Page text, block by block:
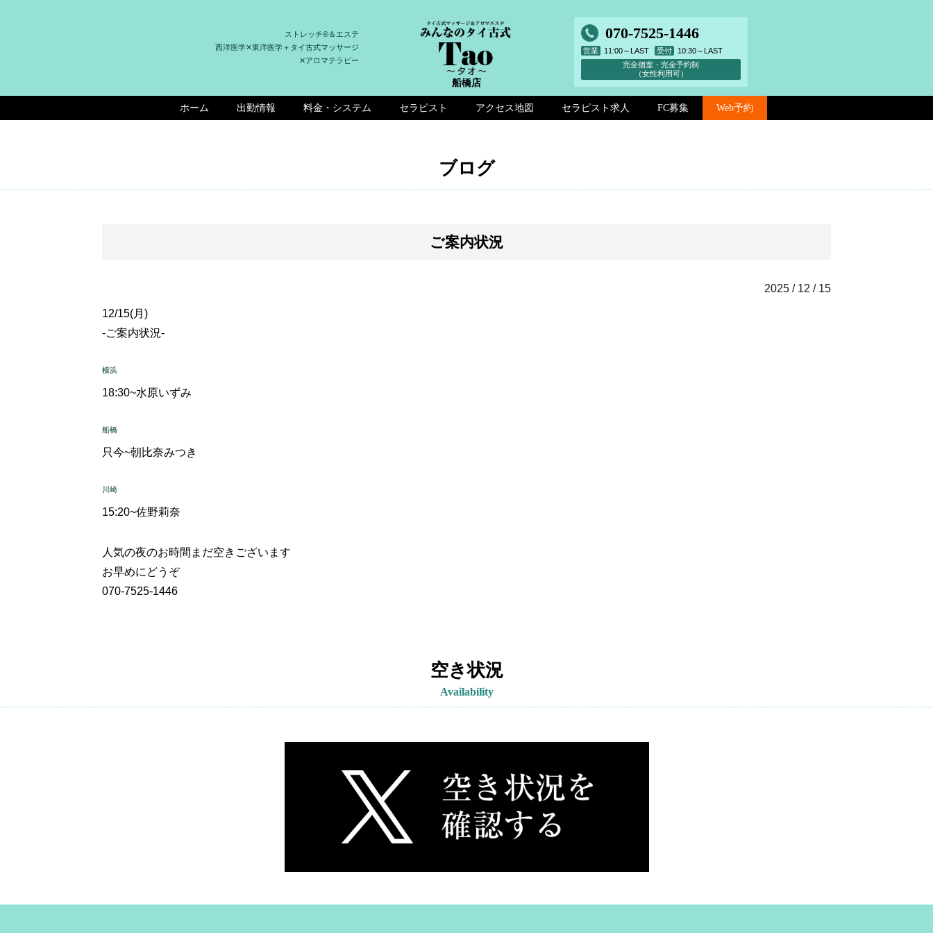
ストレッチ®＆エステ
西洋医学✕東洋医学＋タイ古式マッサージ
✕アロマテラピー
船橋店
070-7525-1446
営業 11:00～LAST 受付
10:30～LAST
完全個室・完全予約制
（女性利用可）
ホーム 出勤情報 料金・システム セラピスト アクセス地図 セラピスト求人 FC募集 Web予約
ブログ
ご案内状況
2025 / 12 / 15
12/15(月)
-ご案内状況-
横浜
18:30~水原いずみ
船橋
只今~朝比奈みつき
川崎
15:20~佐野莉奈
人気の夜のお時間まだ空きございます
お早めにどうぞ
070-7525-1446
空き状況
Availability